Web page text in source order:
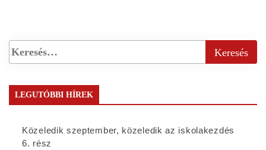
LEGUTÓBBI HÍREK
Közeledik szeptember, közeledik az iskolakezdés
6. rész